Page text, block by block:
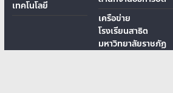
เทคโนโลยี
เครือข่าย
โรงเรียนสาธิต
มหาวิทยาลัยราชภัฏ